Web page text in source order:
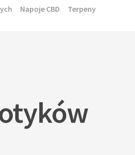
Napoje CBD
Terpeny